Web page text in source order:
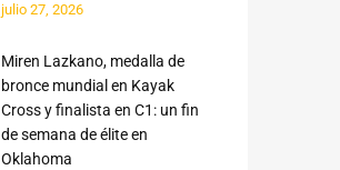
julio 27, 2026
Miren Lazkano, medalla de
bronce mundial en Kayak
Cross y finalista en C1: un fin
de semana de élite en
Oklahoma